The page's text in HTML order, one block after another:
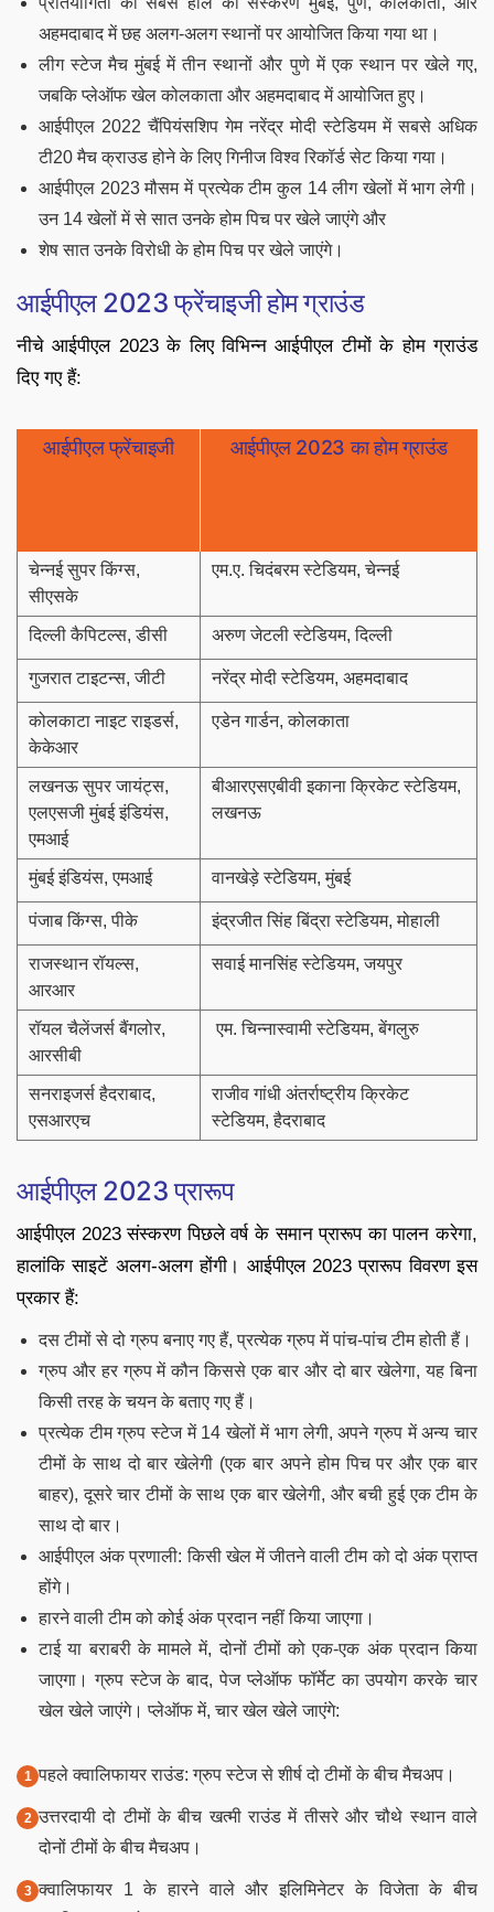
अहमदाबाद में छह अलग-अलग स्थानों पर आयोजित किया गया था।
लीग स्टेज मैच मुंबई में तीन स्थानों और पुणे में एक स्थान पर खेले गए,
जबकि प्लेऑफ खेल कोलकाता और अहमदाबाद में आयोजित हुए।
आईपीएल 2022 चैंपियंसशिप गेम नरेंद्र मोदी स्टेडियम में सबसे अधिक
टी20 मैच क्राउड होने के लिए गिनीज विश्व रिकॉर्ड सेट किया गया।
आईपीएल 2023 मौसम में प्रत्येक टीम कुल 14 लीग खेलों में भाग लेगी।
उन 14 खेलों में से सात उनके होम पिच पर खेले जाएंगे और
शेष सात उनके विरोधी के होम पिच पर खेले जाएंगे।
आईपीएल 2023 फ्रेंचाइजी होम ग्राउंड
नीचे आईपीएल 2023 के लिए विभिन्न आईपीएल टीमों के होम ग्राउंड
दिए गए हैं:
आईपीएल फ्रेंचाइजी आईपीएल 2023 का होम ग्राउंड
चेन्नई सुपर किंग्स,
सीएसके
एम.ए. चिदंबरम स्टेडियम, चेन्नई
दिल्ली कैपिटल्स, डीसी अरुण जेटली स्टेडियम, दिल्ली
गुजरात टाइटन्स, जीटी नरेंद्र मोदी स्टेडियम, अहमदाबाद
कोलकाटा नाइट राइडर्स,
केकेआर
एडेन गार्डन, कोलकाता
लखनऊ सुपर जायंट्स,
एलएसजी मुंबई इंडियंस,
एमआई
बीआरएसएबीवी इकाना क्रिकेट स्टेडियम,
लखनऊ
मुंबई इंडियंस, एमआई वानखेड़े स्टेडियम, मुंबई
पंजाब किंग्स, पीके इंद्रजीत सिंह बिंद्रा स्टेडियम, मोहाली
राजस्थान रॉयल्स,
आरआर
सवाई मानसिंह स्टेडियम, जयपुर
रॉयल चैलेंजर्स बैंगलोर,
आरसीबी
एम. चिन्नास्वामी स्टेडियम, बेंगलुरु
सनराइजर्स हैदराबाद,
एसआरएच
राजीव गांधी अंतर्राष्ट्रीय क्रिकेट
स्टेडियम, हैदराबाद
आईपीएल 2023 प्रारूप
आईपीएल 2023 संस्करण पिछले वर्ष के समान प्रारूप का पालन करेगा,
हालांकि साइटें अलग-अलग होंगी। आईपीएल 2023 प्रारूप विवरण इस
प्रकार हैं:
दस टीमों से दो ग्रुप बनाए गए हैं, प्रत्येक ग्रुप में पांच-पांच टीम होती हैं।
ग्रुप और हर ग्रुप में कौन किससे एक बार और दो बार खेलेगा, यह बिना
किसी तरह के चयन के बताए गए हैं।
प्रत्येक टीम ग्रुप स्टेज में 14 खेलों में भाग लेगी, अपने ग्रुप में अन्य चार
टीमों के साथ दो बार खेलेगी (एक बार अपने होम पिच पर और एक बार
बाहर), दूसरे चार टीमों के साथ एक बार खेलेगी, और बची हुई एक टीम के
साथ दो बार।
आईपीएल अंक प्रणाली: किसी खेल में जीतने वाली टीम को दो अंक प्राप्त
होंगे।
हारने वाली टीम को कोई अंक प्रदान नहीं किया जाएगा।
टाई या बराबरी के मामले में, दोनों टीमों को एक-एक अंक प्रदान किया
जाएगा। ग्रुप स्टेज के बाद, पेज प्लेऑफ फॉर्मेट का उपयोग करके चार
खेल खेले जाएंगे। प्लेऑफ में, चार खेल खेले जाएंगे:
पहले क्वालिफायर राउंड: ग्रुप स्टेज से शीर्ष दो टीमों के बीच मैचअप।
उत्तरदायी दो टीमों के बीच खत्मी राउंड में तीसरे और चौथे स्थान वाले
दोनों टीमों के बीच मैचअप।
क्वालिफायर 1 के हारने वाले और इलिमिनेटर के विजेता के बीच